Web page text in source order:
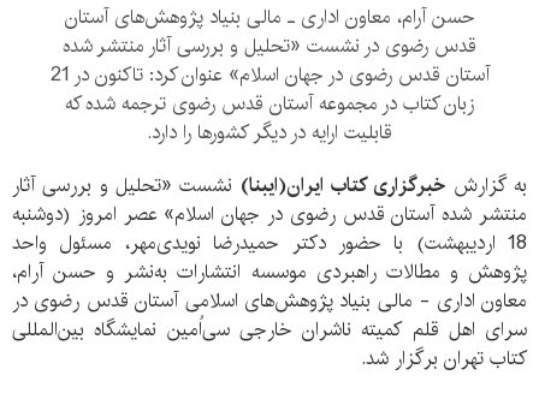
حسن آرام، معاون اداری ـ مالی بنیاد پژوهش‌های آستان
قدس رضوی در نشست «تحلیل و بررسی آثار منتشر شده
آستان قدس رضوی در جهان اسلام» عنوان کرد: تاکنون در 21
زبان کتاب در مجموعه آستان قدس رضوی ترجمه شده که
قابلیت ارایه در دیگر کشورها را دارد.
به گزارش خبرگزاری کتاب ایران(ایبنا) نشست «تحلیل و بررسی آثار
منتشر شده آستان قدس رضوی در جهان اسلام» عصر امروز (دوشنبه
18 اردیبهشت‌) با حضور دکتر حمیدرضا نویدی‌مهر، مسئول واحد
پژوهش و مطالات راهبردی موسسه انتشارات به‌نشر و حسن آرام،
معاون اداری - مالی بنیاد پژوهش‌های اسلامی آستان قدس رضوی در
سرای اهل قلم کمیته ناشران خارجی سی‌اُمین نمایشگاه بین‌المللی
کتاب تهران برگزار شد.